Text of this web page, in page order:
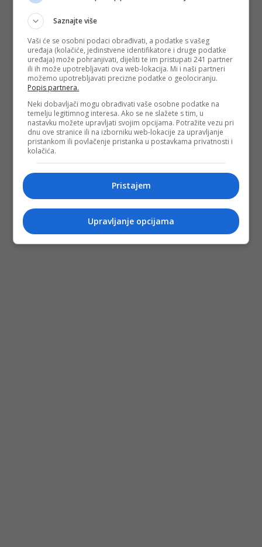
Ukoliko ljekar procijeni da se radi o malignoj bolesti ili nekom
drugom teškom stanju zbog čega je ljekar preporučio
bi se pacijent primio na UKC i odradio svu potrebnu
dijagnostiku.
(DEPO PORTAL/af)
PODIJELI NA
Depo.bapratite putem društvenih mrežaTwitteriFacebook
Saznajte više
Vaši će se osobni podaci obrađivati, a podatke s vašeg
uređaja (kolačiće, jedinstvene identifikatore i druge podatke
uređaja) može pohranjivati, dijeliti te im pristupati 241 partner
ili ih može upotrebljavati ova web-lokacija. Mi i naši partneri
možemo upotrebljavati precizne podatke o geolociranju.
Popis partnera.
Neki dobavljači mogu obrađivati vaše osobne podatke na
temelju legitimnog interesa. Ako se ne slažete s tim, u
nastavku možete upravljati svojim opcijama. Potražite vezu pri
dnu ove stranice ili na izborniku web-lokacije za upravljanje
pristankom ili povlačenje pristanka u postavkama privatnosti i
kolačića.
Pristajem
Upravljanje opcijama